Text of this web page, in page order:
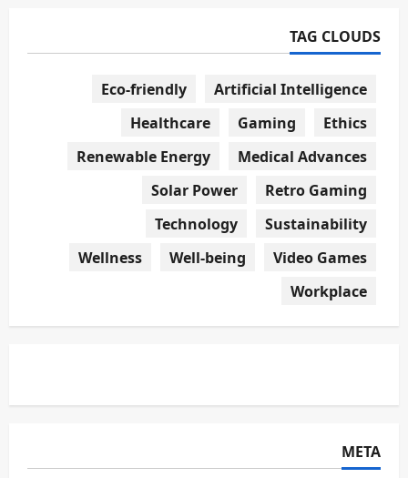
TAG CLOUDS
Artificial Intelligence
Eco-friendly
Ethics
Gaming
Healthcare
Medical Advances
Renewable Energy
Retro Gaming
Solar Power
Sustainability
Technology
Video Games
Well-being
Wellness
Workplace
META